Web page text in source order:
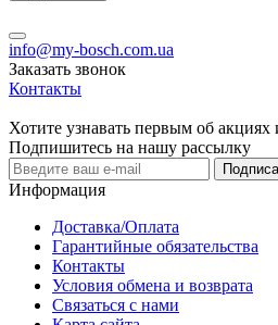
info@my-bosch.com.ua
Заказать звонок
Контакты
Хотите узнавать первым об акциях
Подпишитесь на нашу рассылку
Информация
Доставка/Оплата
Гарантийные обязательства
Контакты
Условия обмена и возврата
Связаться с нами